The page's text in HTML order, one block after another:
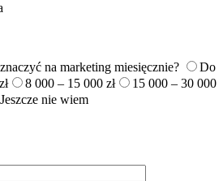
na marketing miesięcznie?
Do
8 000 – 15 000 zł
15 000 – 30 000
Jeszcze nie wiem